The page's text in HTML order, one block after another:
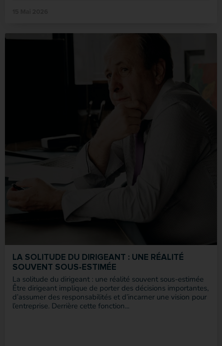
LA SOLITUDE DU DIRIGEANT : UNE RÉALITÉ
SOUVENT SOUS-ESTIMÉE
La solitude du dirigeant : une réalité souvent sous-estimée
Être dirigeant implique de porter des décisions importantes,
d’assumer des responsabilités et d’incarner une vision pour
l’entreprise. Derrière cette fonction...